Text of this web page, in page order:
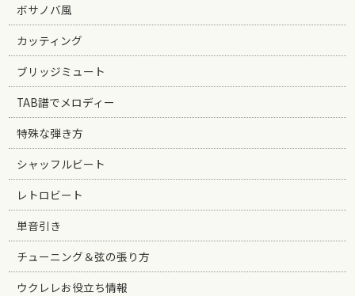
ボサノバ風
カッティング
ブリッジミュート
TAB譜でメロディー
特殊な弾き方
シャッフルビート
レトロビート
単音引き
チューニング＆弦の張り方
ウクレレお役立ち情報